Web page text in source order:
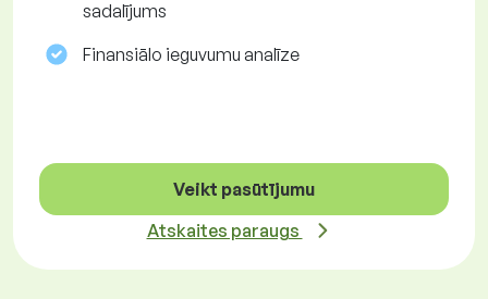
sadalījums
Finansiālo ieguvumu analīze
Veikt pasūtījumu
Atskaites paraugs